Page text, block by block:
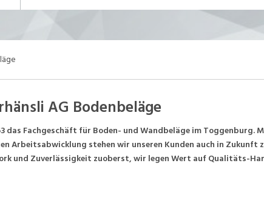
AG Bodenbeläge
das Fachgeschäft für Boden- und Wandbeläge im
Arbeitsabwicklung stehen wir unseren Kunden auch in Zukunft
und Zuverlässigkeit zuoberst, wir legen Wert auf Qualitäts-